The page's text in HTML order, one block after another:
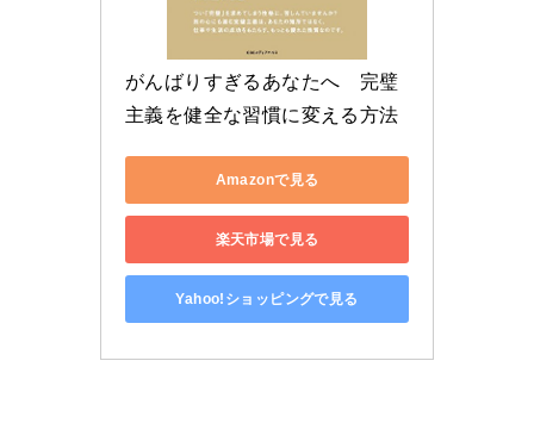
がんばりすぎるあなたへ　完璧
主義を健全な習慣に変える方法
Amazonで見る
楽天市場で見る
Yahoo!ショッピングで見る